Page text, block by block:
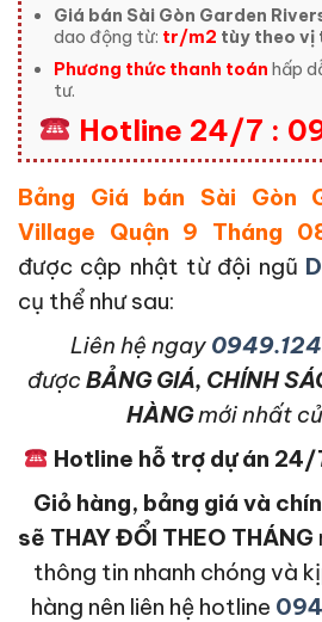
Giá bán Sài Gòn Garden
dao động từ: tr/m2 tùy theo vị
Phương thức thanh toán hấp
tư.
Hotline 24/7 :
Bảng Giá bán Sài Gòn
Village Quận 9 Tháng
được cập nhật từ đội ngũ
cụ thể như sau:
Liên hệ ngay
được BẢNG GIÁ, CHÍNH
HÀNGmới nhất
Hotline hỗ trợ dự án 24/
Giỏ hàng, bảng giá và
sẽ THAY ĐỔI THEO THÁNG
thông tin nhanh chóng và
hàng nên liên hệ hotline